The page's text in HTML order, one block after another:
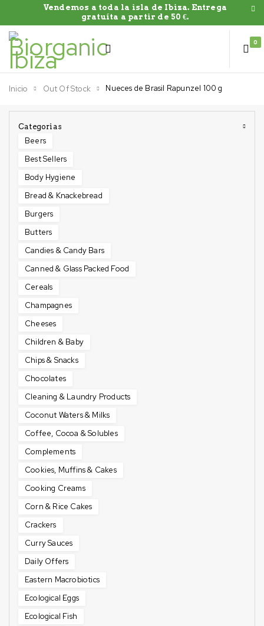
Vendemos a toda la isla de Ibiza. Entrega
gratuíta a partir de 50 €.
0
Inicio Out Of Stock Nueces de Brasil Rapunzel 100 g
Categorias
Beers
Best Sellers
Body Hygiene
Bread & Knackebread
Burgers
Butters
Candies & Candy Bars
Canned & Glass Packed Food
Cereals
Champagnes
Cheeses
Children & Baby
Chips & Snacks
Chocolates
Cleaning & Laundry Products
Coconut Waters & Milks
Coffee, Cocoa & Solubles
Complements
Cookies, Muffins & Cakes
Cooking Creams
Corn & Rice Cakes
Crackers
Curry Sauces
Daily Offers
Eastern Macrobiotics
Ecological Eggs
Ecological Fish